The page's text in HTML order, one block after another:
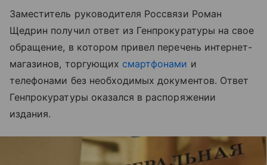
Заместитель руководителя Россвязи Роман
Щедрин получил ответ из Генпрокуратуры на свое
обращение, в котором привел перечень интернет-
магазинов, торгующих смартфонами и
телефонами без необходимых документов. Ответ
Генпрокуратуры оказался в распоряжении
издания.